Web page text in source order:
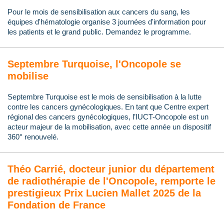
Pour le mois de sensibilisation aux cancers du sang, les
équipes d'hématologie organise 3 journées d'information pour
les patients et le grand public. Demandez le programme.
Septembre Turquoise, l'Oncopole se
mobilise
Septembre Turquoise est le mois de sensibilisation à la lutte
contre les cancers gynécologiques. En tant que Centre expert
régional des cancers gynécologiques, l’IUCT-Oncopole est un
acteur majeur de la mobilisation, avec cette année un dispositif
360° renouvelé.
Théo Carrié, docteur junior du département
de radiothérapie de l'Oncopole, remporte le
prestigieux Prix Lucien Mallet 2025 de la
Fondation de France